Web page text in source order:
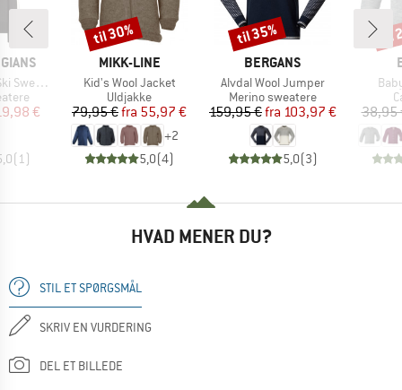
pris
€
(1)
MÆRKE
MIKK-LINE
Artikel
Kid's Wool Jacket
Produktgruppe
Uldjakke
Pris
79,95 € Nedsat pris
fra 55,97 €
+2
5,0(4)
Rabat
til 30%
MÆRKE
BERGANS
Artikel
Alvdal Wool Jumper
Produktgruppe
Merino sweatere
Pris
159,95 € Nedsat pris
fra 103,97 €
5,0(3)
Rabat
til 35%
38,95
HVAD MENER DU?
STIL ET SPØRGSMÅL
SKRIV EN VURDERING
DEL ET BILLEDE